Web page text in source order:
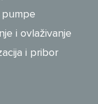
i ovlaživanje
i pribor